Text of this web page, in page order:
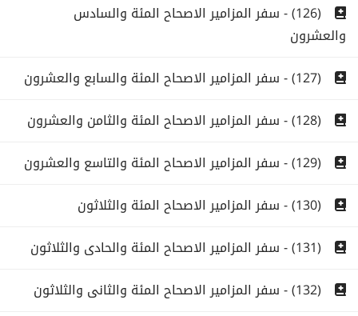
(126) - سفر المزامير الاصحاح المئة والسادس
والعشرون
(127) - سفر المزامير الاصحاح المئة والسابع والعشرون
(128) - سفر المزامير الاصحاح المئة والثامن والعشرون
(129) - سفر المزامير الاصحاح المئة والتاسع والعشرون
(130) - سفر المزامير الاصحاح المئة والثلاثون
(131) - سفر المزامير الاصحاح المئة والحادى والثلاثون
(132) - سفر المزامير الاصحاح المئة والثانى والثلاثون